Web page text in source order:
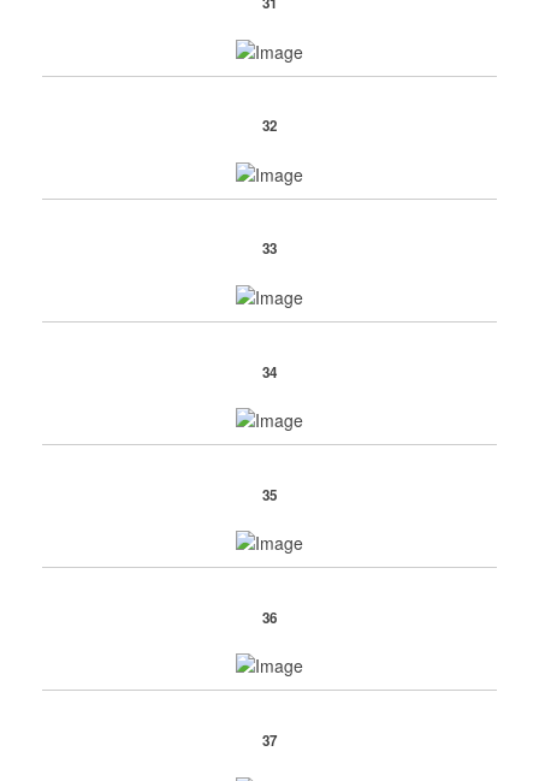
32
33
34
35
36
37